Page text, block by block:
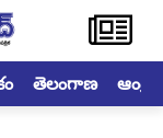
తెలంగాణ